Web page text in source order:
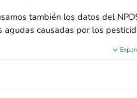
también los datos del
causadas por los